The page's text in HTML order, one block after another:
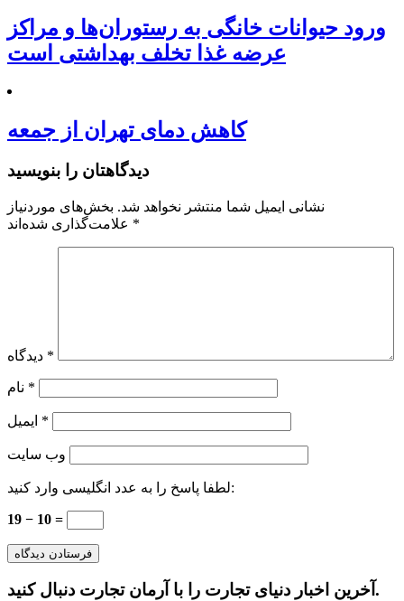
ورود حیوانات خانگی به رستوران‌ها و مراکز
عرضه غذا تخلف بهداشتی است
کاهش دمای تهران از جمعه
دیدگاهتان را بنویسید
نشانی ایمیل شما منتشر نخواهد شد. بخش‌های موردنیاز
*
*
*
*
وب‌ سایت
لطفا پاسخ را به عدد انگلیسی وارد کنید:
19 − 10 =
آخرین اخبار دنیای تجارت را با آرمان تجارت دنبال کنید.